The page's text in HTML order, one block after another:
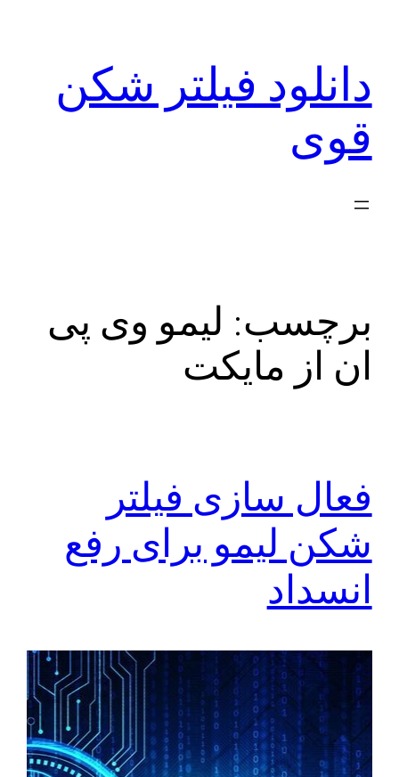
دانلود فیلتر شکن
قوی
برچسب: لیمو وی پی
ان از مایکت
فعال سازی فیلتر
شکن لیمو برای رفع
انسداد